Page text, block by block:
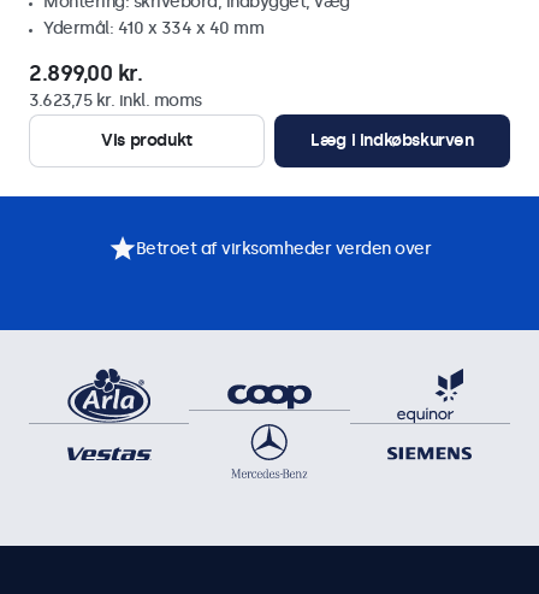
Ydermål: 410 x 334 x 40 mm
2.899,00 kr.
3.623,75 kr. inkl. moms
Vis produkt
Læg i indkøbskurven
Betroet af virksomheder verden over